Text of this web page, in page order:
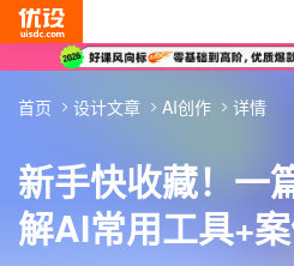
新手快收藏！一
解AI常用工具+
首页 设计文章 AI创作 详情